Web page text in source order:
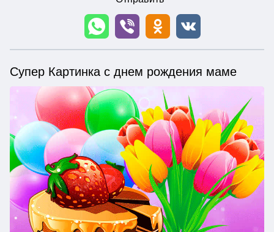
Супер Картинка с днем рождения маме